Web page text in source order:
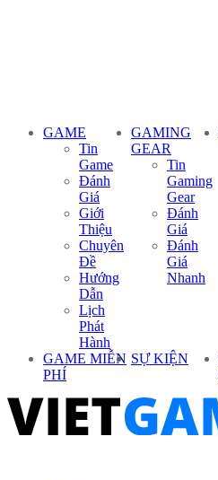
GAME
Tin
Game
Đánh
Giá
Giới
Thiệu
Chuyên
Đề
Hướng
Dẫn
Lịch
Phát
Hành
GAMING
GEAR
Tin
Gaming
Gear
Đánh
Giá
Đánh
Giá
Nhanh
GAME MIỄN
PHÍ
SỰ KIỆN